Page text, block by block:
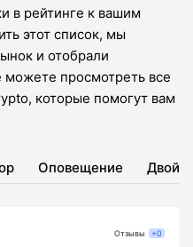
в рейтинге к вашим
этот список, мы
и отобрали
просмотреть все
которые помогут вам
Оповещение
Отзывы +0